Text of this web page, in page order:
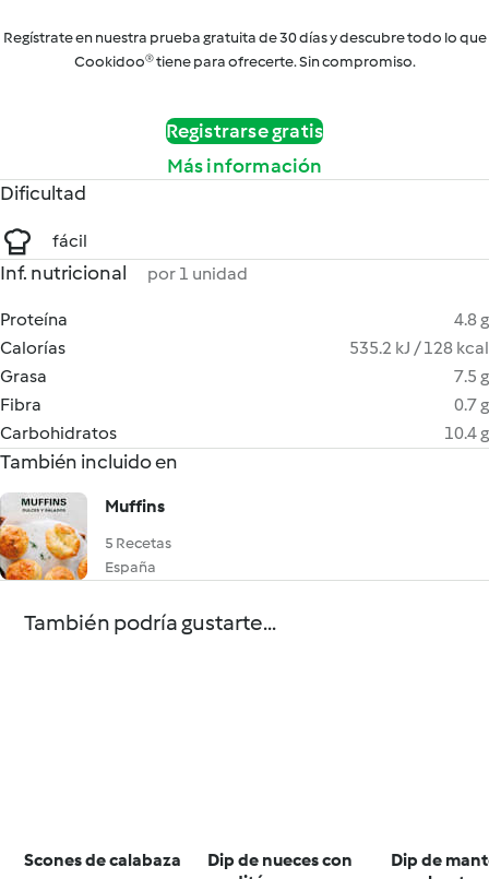
Regístrate en nuestra prueba gratuita de 30 días y descubre todo lo que
Cookidoo® tiene para ofrecerte. Sin compromiso.
Registrarse gratis
Más información
Dificultad
fácil
Inf. nutricional por 1 unidad
Proteína
4.8 g
Calorías
535.2 kJ / 128 kcal
Grasa
7.5 g
Fibra
0.7 g
Carbohidratos
10.4 g
También incluido en
Muffins
5 Recetas
España
También podría gustarte...
Scones de calabaza
Dip de nueces con
Dip de